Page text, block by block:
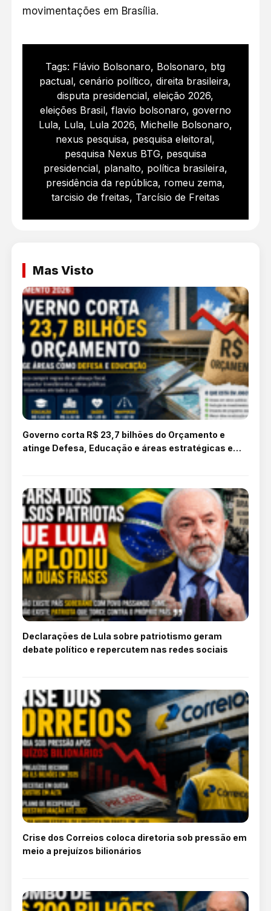
movimentações em Brasília.
Tags: Flávio Bolsonaro, Bolsonaro, btg
pactual,cenário político,direita brasileira,
disputa presidencial,eleição 2026,
eleições Brasil, flavio bolsonaro, governo
Lula, Lula, Lula 2026, Michelle Bolsonaro,
nexus pesquisa, pesquisa eleitoral,
pesquisa Nexus BTG, pesquisa
presidencial, planalto, política brasileira,
presidência da república, romeu zema,
tarcisio de freitas, Tarcísio de Freitas
Mas Visto
Governo corta R$ 23,7 bilhões do Orçamento e
atinge Defesa, Educação e áreas estratégicas em
Declarações de Lula sobre patriotismo geram
debate político e repercutem nas redes sociais
Crise dos Correios coloca diretoria sob pressão em
meio a prejuízos bilionários